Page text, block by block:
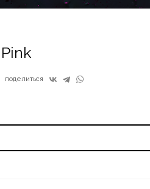
поделиться